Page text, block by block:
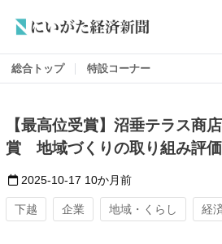
総合トップ 特設コーナー
【最高位受賞】沼垂テラス商
賞 地域づくりの取り組み評価
2025-10-17 10か月前
下越 企業 地域・くらし 経